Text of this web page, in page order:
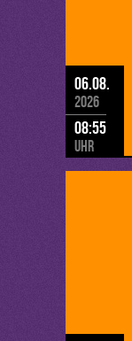
06.08.
2026
08:55
Uhr